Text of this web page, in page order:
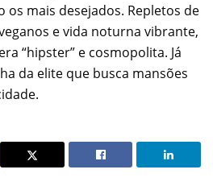
os mais desejados. Repletos de
e vida noturna vibrante,
“hipster” e cosmopolita. Já
da elite que busca mansões